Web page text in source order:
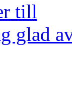
till
glad